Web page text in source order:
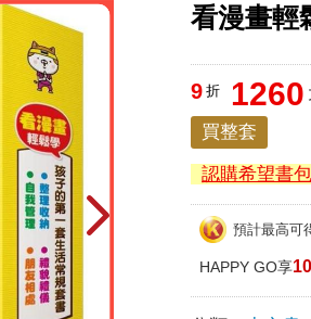
看漫畫輕
9 折 1260
買整套
認購希望書
預計最高可
HAPPY GO享